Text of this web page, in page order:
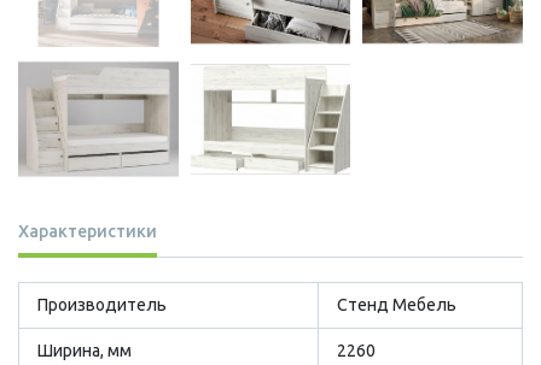
Характеристики
Производитель Стенд Мебель
Ширина, мм 2260